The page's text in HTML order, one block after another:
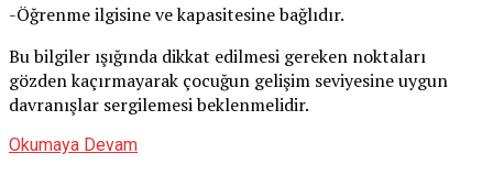
-Öğrenme ilgisine ve kapasitesine bağlıdır.
Bu bilgiler ışığında dikkat edilmesi gereken noktaları
gözden kaçırmayarak çocuğun gelişim seviyesine uygun
davranışlar sergilemesi beklenmelidir.
Okumaya Devam